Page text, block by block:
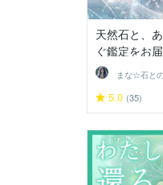
天然石と、
ぐ鑑定をお
5.0 (35)